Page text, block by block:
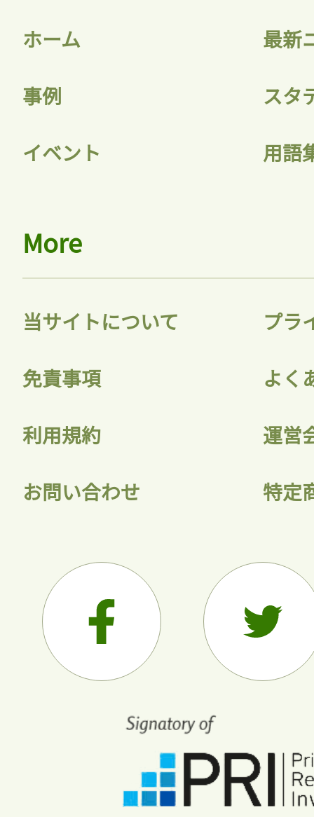
ホーム 最新
事例 スタ
イベント 用語
More
当サイトについて プラ
免責事項 よく
利用規約 運営
お問い合わせ 特定